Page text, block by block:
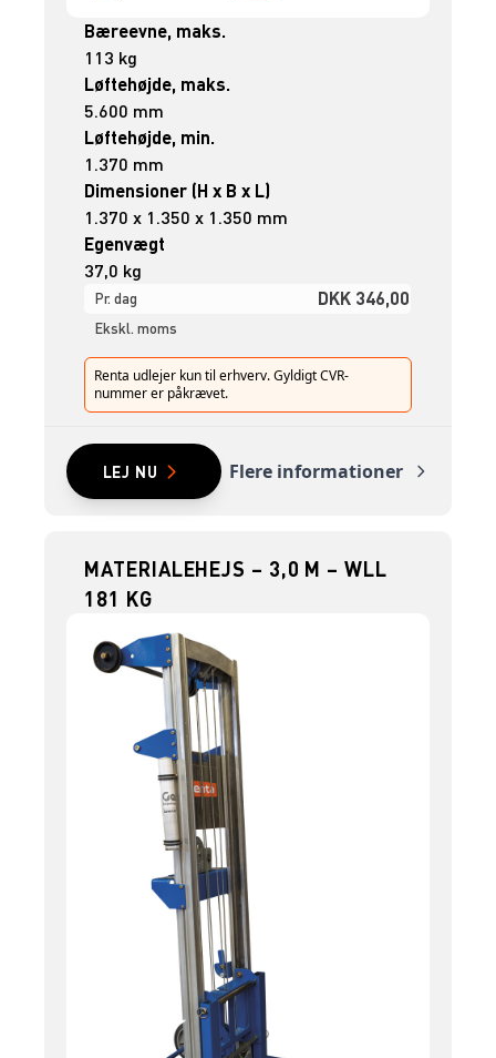
Bæreevne, maks.
113 kg
Løftehøjde, maks.
5.600 mm
Løftehøjde, min.
1.370 mm
Dimensioner (H x B x L)
1.370 x 1.350 x 1.350 mm
Egenvægt
37,0 kg
Pr. dag DKK 346,00
Ekskl. moms
Renta udlejer kun til erhverv. Gyldigt CVR-
nummer er påkrævet.
LEJ NU Flere informationer
MATERIALEHEJS – 3,0 M – WLL
181 KG